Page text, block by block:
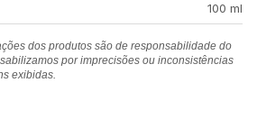
100 ml
dos produtos são de responsabilidade do
por imprecisões ou inconsistências
exibidas.